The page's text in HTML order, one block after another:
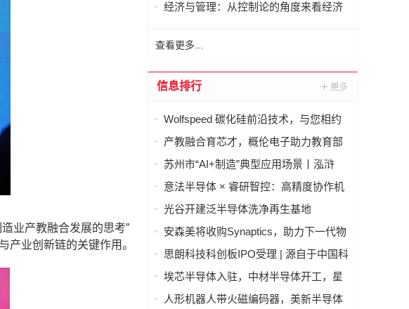
业产教融合发展的思考”
产业创新链的关键作用。
经济与管理：从控制论的角度来看经济
查看更多...
信息排行
Wolfspeed 碳化硅前沿技术，与您相约
德国 PCIM 2026
产教融合育芯才，概伦电子助力教育部
集成电路“101计划”建设落地
苏州市“AI+制造”典型应用场景丨泓浒
AI+晶圆智控真空传输平台
意法半导体 × 睿研智控：高精度协作机
器人灵巧手
光谷开建泛半导体洗净再生基地
安森美将收购Synaptics，助力下一代物
理AI智能系统发展
思朗科技科创板IPO受理 | 源自于中国科
学院自动化研究所
埃芯半导体入驻，中材半导体开工，星
辰技术设备搬入，光谷半导体产业链有
人形机器人带火磁编码器，美新半导体